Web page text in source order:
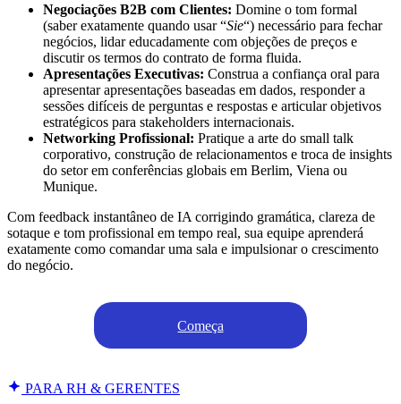
Negociações B2B com Clientes: Domine o tom formal
(saber exatamente quando usar “Sie“) necessário para fechar
negócios, lidar educadamente com objeções de preços e
discutir os termos do contrato de forma fluida.
Apresentações Executivas: Construa a confiança oral para
apresentar apresentações baseadas em dados, responder a
sessões difíceis de perguntas e respostas e articular objetivos
estratégicos para stakeholders internacionais.
Networking Profissional: Pratique a arte do small talk
corporativo, construção de relacionamentos e troca de insights
do setor em conferências globais em Berlim, Viena ou
Munique.
Com feedback instantâneo de IA corrigindo gramática, clareza de
sotaque e tom profissional em tempo real, sua equipe aprenderá
exatamente como comandar uma sala e impulsionar o crescimento
do negócio.
Começa
PARA RH & GERENTES